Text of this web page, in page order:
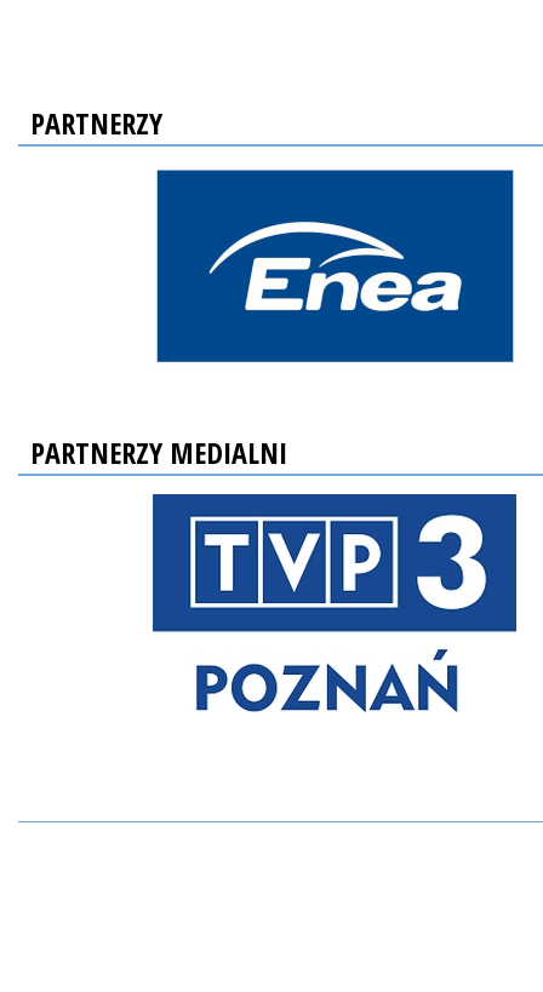
PARTNERZY
PARTNERZY MEDIALNI